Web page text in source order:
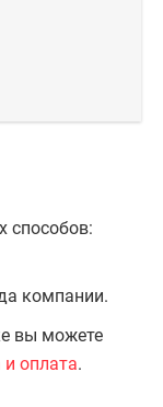
способов:
компании.
вы можете
оплата.